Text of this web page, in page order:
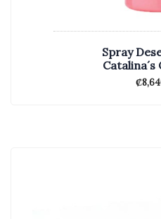
Spray
₡